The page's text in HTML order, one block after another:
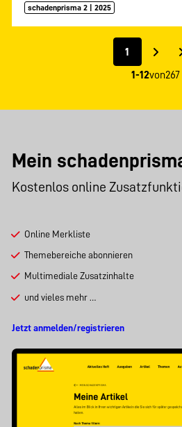
schadenprisma 2 | 2025
1
1-12von267
Mein
Kostenlos online
Online Merkliste
Themebereiche abonnieren
Multimediale Zusatzinhalte
und vieles mehr …
Jetzt anmelden/registrieren